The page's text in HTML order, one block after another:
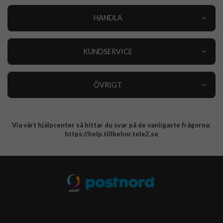
HANDLA
KUNDSERVICE
ÖVRIGT
Integritetspolicy
Via vårt hjälpcenter så hittar du svar på de vanligaste frågorna:
https://help.tillbehor.tele2.se